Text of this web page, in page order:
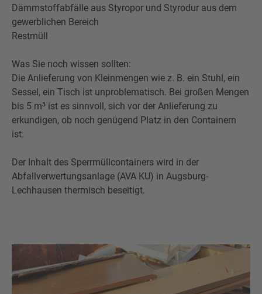
Dämmstoffabfälle aus Styropor und Styrodur aus dem
gewerblichen Bereich
Restmüll
Was Sie noch wissen sollten:
Die Anlieferung von Kleinmengen wie z. B. ein Stuhl, ein
Sessel, ein Tisch ist unproblematisch. Bei großen Mengen
bis 5 m³ ist es sinnvoll, sich vor der Anlieferung zu
erkundigen, ob noch genügend Platz in den Containern
ist.
Der Inhalt des Sperrmüllcontainers wird in der
Abfallverwertungsanlage (AVA KU) in Augsburg-
Lechhausen thermisch beseitigt.